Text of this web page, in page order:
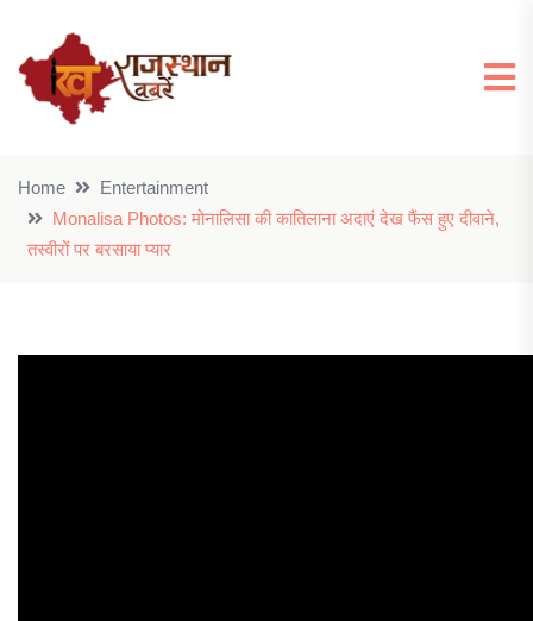
Home
Entertainment
Monalisa Photos: मोनालिसा की कातिलाना अदाएं देख फैंस हुए दीवाने,
तस्वीरों पर बरसाया प्यार